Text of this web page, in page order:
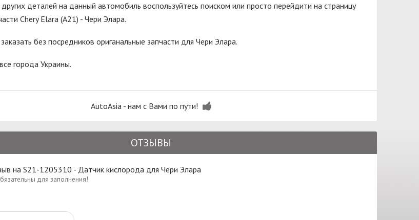
деталей на данный автомобиль воспользуйтесь поиском или просто перейдити на страницу
Chery Elara (A21) - Чери Элара.
без посредников ориганальные запчасти для Чери Элара.
города Украины.
AutoAsia - нам с Вами по пути!
ОТЗЫВЫ
на S21-1205310 - Датчик кислорода для Чери Элара
для заполнения!